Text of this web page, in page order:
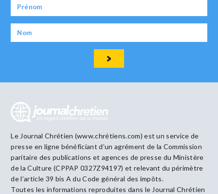
Le Journal Chrétien (www.chrétiens.com) est un service de
presse en ligne bénéficiant d’un agrément de la Commission
paritaire des publications et agences de presse du Ministère
de la Culture (CPPAP 0327Z94197) et relevant du périmètre
de l’article 39 bis A du Code général des impôts.
Toutes les informations reproduites dans le Journal Chrétien